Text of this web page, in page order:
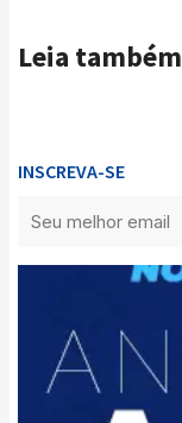
Leia também
INSCREVA-SE